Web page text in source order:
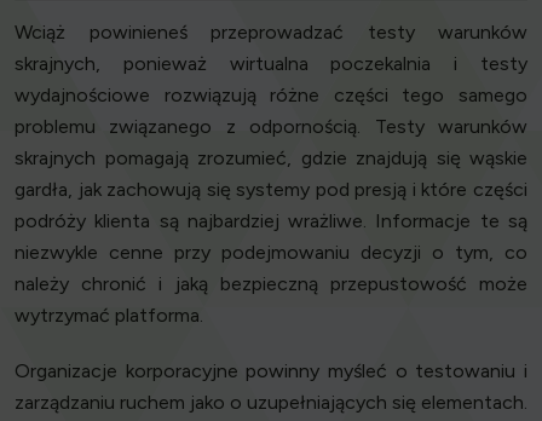
Wciąż powinieneś przeprowadzać testy warunków
skrajnych, ponieważ wirtualna poczekalnia i testy
wydajnościowe rozwiązują różne części tego samego
problemu związanego z odpornością. Testy warunków
skrajnych pomagają zrozumieć, gdzie znajdują się wąskie
gardła, jak zachowują się systemy pod presją i które części
podróży klienta są najbardziej wrażliwe. Informacje te są
niezwykle cenne przy podejmowaniu decyzji o tym, co
należy chronić i jaką bezpieczną przepustowość może
wytrzymać platforma.
Organizacje korporacyjne powinny myśleć o testowaniu i
zarządzaniu ruchem jako o uzupełniających się elementach.